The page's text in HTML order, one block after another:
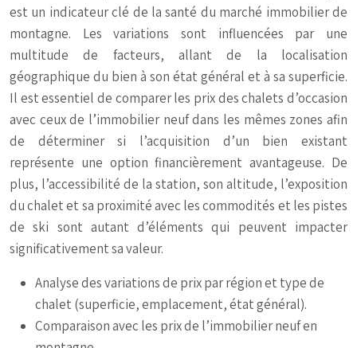
est un indicateur clé de la santé du marché immobilier de
montagne. Les variations sont influencées par une
multitude de facteurs, allant de la localisation
géographique du bien à son état général et à sa superficie.
Il est essentiel de comparer les prix des chalets d’occasion
avec ceux de l’immobilier neuf dans les mêmes zones afin
de déterminer si l’acquisition d’un bien existant
représente une option financièrement avantageuse. De
plus, l’accessibilité de la station, son altitude, l’exposition
du chalet et sa proximité avec les commodités et les pistes
de ski sont autant d’éléments qui peuvent impacter
significativement sa valeur.
Analyse des variations de prix par région et type de
chalet (superficie, emplacement, état général).
Comparaison avec les prix de l’immobilier neuf en